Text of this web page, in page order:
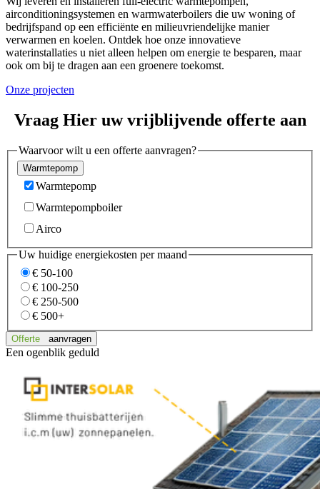
airconditioningsystemen en warmwaterboilers die uw woning of
bedrijfspand op een efficiënte en milieuvriendelijke manier
verwarmen en koelen. Ontdek hoe onze innovatieve
waterinstallaties u niet alleen helpen om energie te besparen, maar
ook om bij te dragen aan een groenere toekomst.
Onze projecten
Vraag Hier uw vrijblijvende offerte aan
Waarvoor wilt u een offerte aanvragen?
Warmtepomp
Warmtepompboiler
Airco
Uw huidige energiekosten per maand
€ 50-100
€ 100-250
€ 250-500
€ 500+
Offerte aanvragen
Een ogenblik geduld